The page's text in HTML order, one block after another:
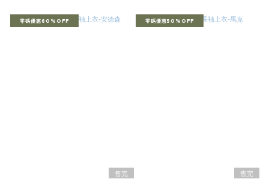
零碼優惠60%OFF
售完
零碼優惠50%OFF
售完